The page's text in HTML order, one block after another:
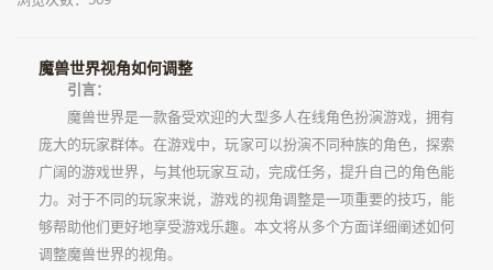
魔兽世界视角如何调整
引言：
魔兽世界是一款备受欢迎的大型多人在线角色扮演游戏，拥有
庞大的玩家群体。在游戏中，玩家可以扮演不同种族的角色，探索
广阔的游戏世界，与其他玩家互动，完成任务，提升自己的角色能
力。对于不同的玩家来说，游戏的视角调整是一项重要的技巧，能
够帮助他们更好地享受游戏乐趣。本文将从多个方面详细阐述如何
调整魔兽世界的视角。